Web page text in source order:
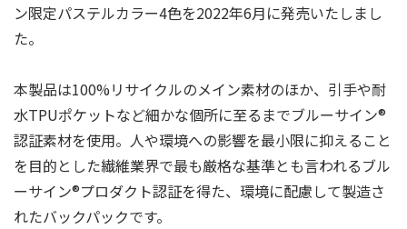
ン限定パステルカラー4⾊を2022年6⽉に発売いたしまし
た。
本製品は100%リサイクルのメイン素材のほか、引手や耐
水TPUポケットなど細かな個所に至るまでブルーサイン®
認証素材を使用。人や環境への影響を最小限に抑えること
を目的とした繊維業界で最も厳格な基準とも言われるブル
ーサイン®プロダクト認証を得た、環境に配慮して製造さ
れたバックパックです。